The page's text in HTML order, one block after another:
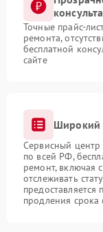
Точные прайс-
ремонта,
бесплатной
сайте
Широкий
Сервисный центр
по всей РФ,
ремонт, включая
отслеживать
продления срока